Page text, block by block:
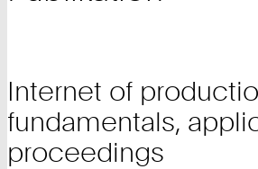
Internet of
fundamentals,
proceedings